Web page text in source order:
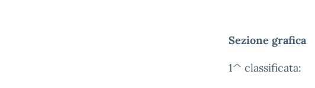
Sezione grafica
1^ classificata: